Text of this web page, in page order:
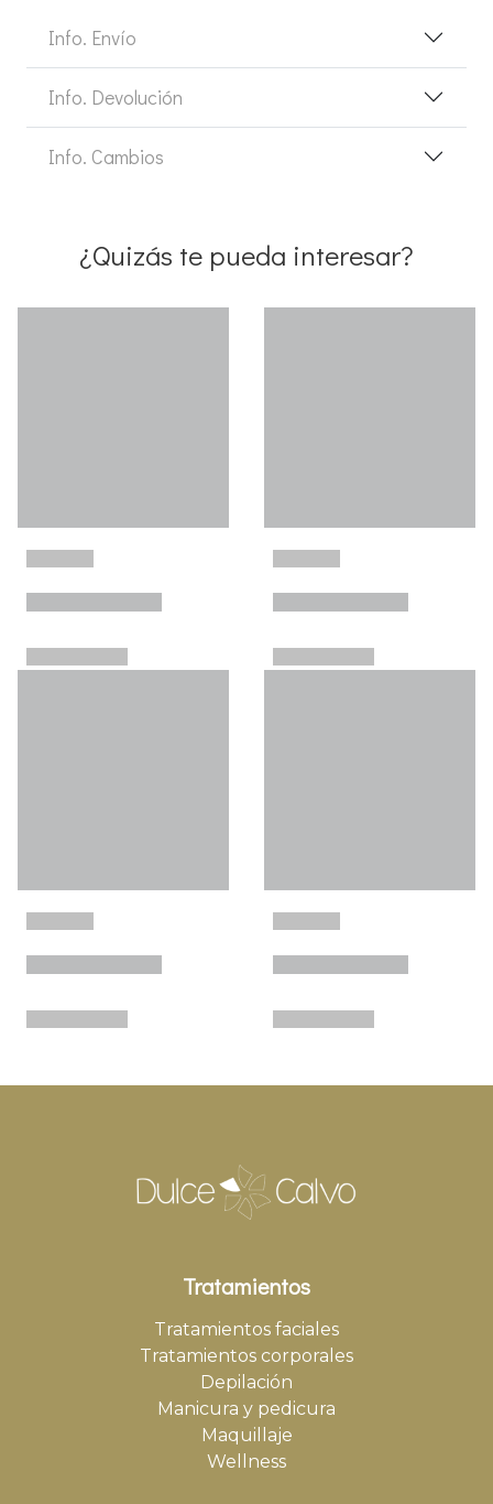
Info. Envío
Info. Devolución
Info. Cambios
¿Quizás te pueda interesar?
Tratamientos
Tratamientos faciales
Tratamientos corporales
Depilación
Manicura y pedicura
Maquillaje
Wellness